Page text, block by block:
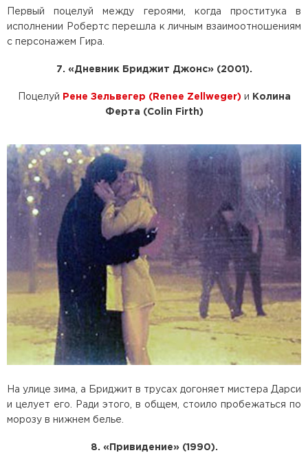
Первый поцелуй между героями, когда проститука в
исполнении Робертс перешла к личным взаимоотношениям
с персонажем Гира.
7. «Дневник Бриджит Джонс» (2001).
Поцелуй Рене Зельвегер (Renee Zellweger) и
Колина
Ферта (Colin Firth)
На улице зима, а Бриджит в трусах догоняет мистера Дарси
и целует его. Ради этого, в общем, стоило пробежаться по
морозу в нижнем белье.
8. «Привидение» (1990).